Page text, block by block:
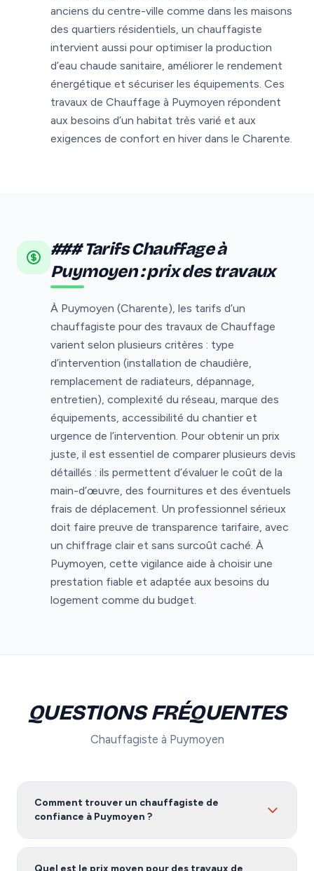
anciens du centre-ville comme dans les maisons
des quartiers résidentiels, un chauffagiste
intervient aussi pour optimiser la production
d’eau chaude sanitaire, améliorer le rendement
énergétique et sécuriser les équipements. Ces
travaux de Chauffage à Puymoyen répondent
aux besoins d’un habitat très varié et aux
exigences de confort en hiver dans le Charente.
### Tarifs Chauffage à
Puymoyen : prix des travaux
À Puymoyen (Charente), les tarifs d’un
chauffagiste pour des travaux de Chauffage
varient selon plusieurs critères : type
d’intervention (installation de chaudière,
remplacement de radiateurs, dépannage,
entretien), complexité du réseau, marque des
équipements, accessibilité du chantier et
urgence de l’intervention. Pour obtenir un prix
juste, il est essentiel de comparer plusieurs devis
détaillés : ils permettent d’évaluer le coût de la
main-d’œuvre, des fournitures et des éventuels
frais de déplacement. Un professionnel sérieux
doit faire preuve de transparence tarifaire, avec
un chiffrage clair et sans surcoût caché. À
Puymoyen, cette vigilance aide à choisir une
prestation fiable et adaptée aux besoins du
logement comme du budget.
QUESTIONS FRÉQUENTES
Chauffagiste à Puymoyen
Comment trouver un chauffagiste de
confiance à Puymoyen ?
Pour trouver un chauffagiste fiable à Puymoyen, nous
Quel est le prix moyen pour des travaux de